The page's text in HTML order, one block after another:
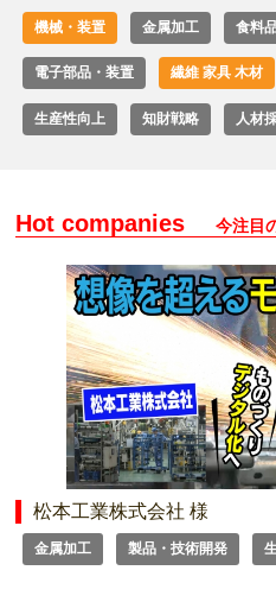
機械・装置 金属加工 食料
電子部品・装置 繊維 家具 木材
生産性向上 知財戦略 人材
Hot companies 今注目
松本工業株式会社 様
金属加工 製品・技術開発